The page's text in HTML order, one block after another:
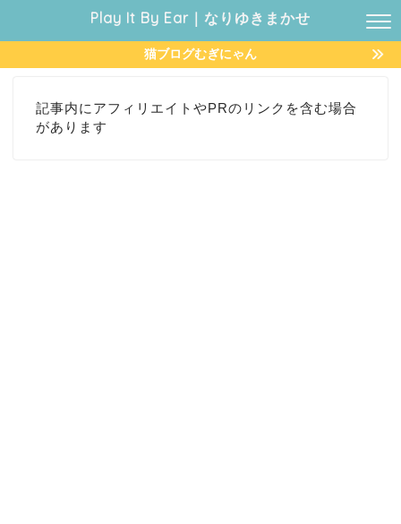
Play It By Ear｜なりゆきまかせ
猫ブログむぎにゃん
記事内にアフィリエイトやPRのリンクを含む場合
があります